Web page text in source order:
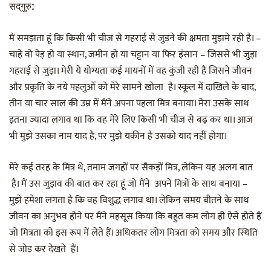
सद्‌गुरु:
मैं समझता हूं कि किसी भी चीज से गहराई से जुड़ने की क्षमता मुझमे रही है। –
चाहे वो पेड़ हो या स्थान, जमीन हो या चट्टान या फिर इंसान – जिससे भी जुड़ा
गहराई से जुड़ा। मेरी ये योग्यता कई मायनों में वह कुंजी रही है जिसने जीवन
और प्रकृति के नये पहलुओं को मेरे सामने खोला है। स्कूल में दाखिले के बाद,
तीन या चार साल की उम्र में मैंने अपना पहला मित्र बनाया। मेरा उसके साथ
इतना ज्यादा लगाव था कि वह मेरे लिए किसी भी चीज से बढ़ कर था। आज
भी मुझे उसका नाम याद है, पर मुझे यकीन है उसको याद नहीं होगा।
मेरे कई तरह के मित्र थे, तमाम जगहों पर सैकड़ों मित्र, लेकिन यह अलग बात
है। मैं उस जुड़ाव की बात कर रहा हूं जो मैंने अपने मित्रों के साथ बनाया –
मुझे हमेशा लगता है कि वह विशुद्ध लगाव था। लेकिन समय बीतने के साथ
जीवन का अनुभव होने पर मैंने महसूस किया कि बहुत कम लोग ही ऐसे होते हैं
जो मित्रता को इस रूप में लेते हैं। अधिकतर लोग मित्रता को समय और स्थिति
से जोड़ कर देखते हैं।